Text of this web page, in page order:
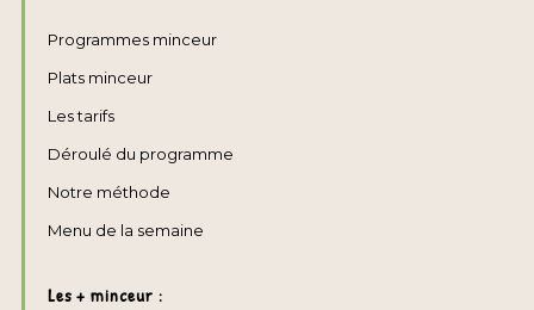
Programmes minceur
Plats minceur
Les tarifs
Déroulé du programme
Notre méthode
Menu de la semaine
Les + minceur :